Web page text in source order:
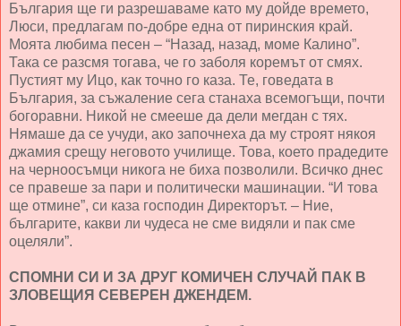
България ще ги разрешаваме като му дойде времето,
Люси, предлагам по-добре една от пиринския край.
Моята любима песен – “Назад, назад, моме Калино”.
Така се разсмя тогава, че го заболя коремът от смях.
Пустият му Ицо, как точно го каза. Те, говедата в
България, за съжаление сега станаха всемогъщи, почти
богоравни. Никой не смееше да дели мегдан с тях.
Нямаше да се учуди, ако започнеха да му строят някоя
джамия срещу неговото училище. Това, което прадедите
на черноосъмци никога не биха позволили. Всичко днес
се правеше за пари и политически машинации. “И това
ще отмине”, си каза господин Директорът. – Ние,
българите, какви ли чудеса не сме видяли и пак сме
оцеляли”.
СПОМНИ СИ И ЗА ДРУГ КОМИЧЕН СЛУЧАЙ ПАК В
ЗЛОВЕЩИЯ СЕВЕРЕН ДЖЕНДЕМ.